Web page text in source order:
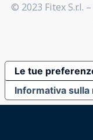
© 2023 Fitex S.r.l.
Informativa sulla
Le tue